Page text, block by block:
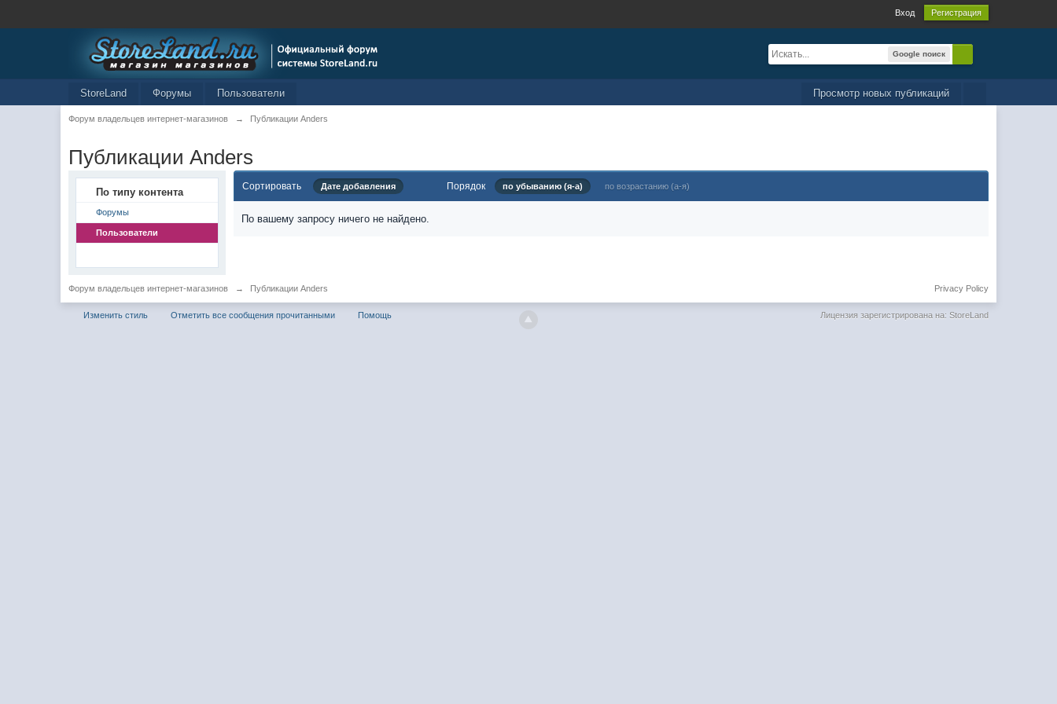
Вход Регистрация
Google поиск
Просмотр новых публикаций
StoreLand Форумы Пользователи
Форум владельцев интернет-магазинов → Публикации Anders
Публикации Anders
По типу контента
Форумы
Пользователи
Сортировать Дате добавления Порядок по убыванию (я-а) по возрастанию (а-я)
По вашему запросу ничего не найдено.
Форум владельцев интернет-магазинов → Публикации Anders Privacy Policy
Изменить стиль Отметить все сообщения прочитанными Помощь Лицензия зарегистрирована на: StoreLand